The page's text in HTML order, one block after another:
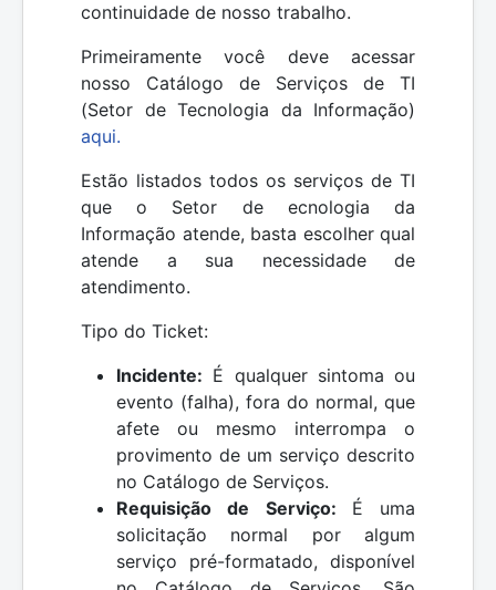
continuidade de nosso trabalho.
Primeiramente você deve acessar
nosso Catálogo de Serviços de TI
(Setor de Tecnologia da Informação)
aqui.
Estão listados todos os serviços de TI
que o Setor de ecnologia da
Informação atende, basta escolher qual
atende a sua necessidade de
atendimento.
Tipo do Ticket:
Incidente: É qualquer sintoma ou
evento (falha), fora do normal, que
afete ou mesmo interrompa o
provimento de um serviço descrito
no Catálogo de Serviços.
Requisição de Serviço: É uma
solicitação normal por algum
serviço pré-formatado, disponível